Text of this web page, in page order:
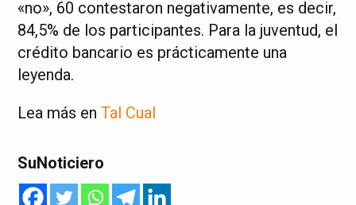
«no», 60 contestaron negativamente, es decir,
84,5% de los participantes. Para la juventud, el
crédito bancario es prácticamente una
leyenda.
Lea más enTal Cual
SuNoticiero